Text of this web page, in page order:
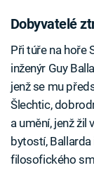
Dobyvatelé
Při túře na hoře
inženýr Guy
jenž se mu
Šlechtic,
a umění, jenž žil
bytostí,
filosofického